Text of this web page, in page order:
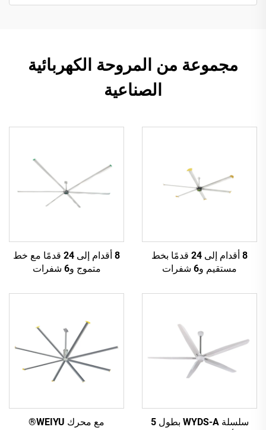
مجموعة من المروحة الكهربائية
الصناعية
8 أقدام إلى 24 قدمًا بخط
مستقيم و6 شفرات
8 أقدام إلى 24 قدمًا مع خط
متموج و6 شفرات
سلسلة WYDS-A بطول 5
مع محرك WEIYU®